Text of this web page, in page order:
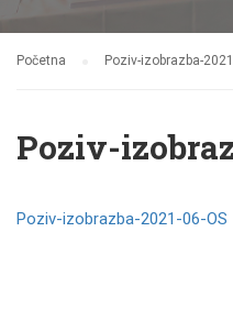
Početna Poziv-izobrazba-
Poziv-
Poziv-izobrazba-2021-06-OS